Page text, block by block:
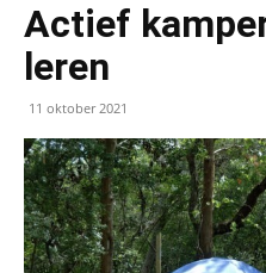
Actief
leren
11 oktober 2021